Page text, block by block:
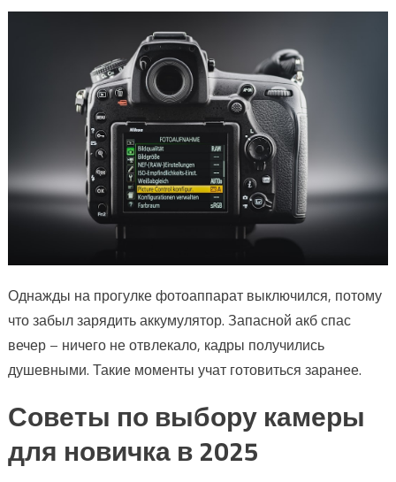
Однажды на прогулке фотоаппарат выключился, потому
что забыл зарядить аккумулятор. Запасной акб спас
вечер – ничего не отвлекало, кадры получились
душевными. Такие моменты учат готовиться заранее.
Советы по выбору камеры
для новичка в 2025